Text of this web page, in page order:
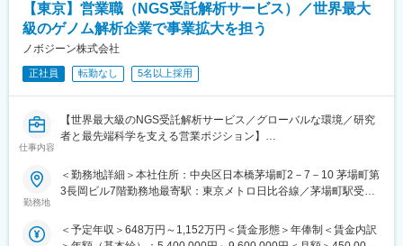
の連携
【組織構成】
4チームで構成され1チームあたり20-30名／40-50名で構成されて
ています。
※一部のチームは夜勤が発生する場合がございます
6週間で2週間夜勤対応いただきます（4週日勤・2週夜勤）
・日勤：09:00-17:30
【東京】営業職（NGS受託解析サービス）／世界最大
級のゲノム解析企業で事業拡大を担う
ノボジーン株式会社
正社員 転勤なし 5名以上採用
仕事内容
【世界最大級のNGS受託解析サービス／グローバルな環境／研究
者と最先端科学を支える営業ポジション】
■業務概要
当社のアカウントマネージャーとして、次世代シーケンス
研究現場と直接関わりながら、売上最大化と顧客満足度向上をミ
勤務地
＜勤務地詳細＞本社住所：中央区日本橋茅場町2－7－10 茅場町第
3長岡ビル7階勤務地最寄駅：東京メトロ日比谷線／茅場町駅受動
モートワーク含む）
＜予定年収＞648万円～1,152万円＜賃金形態＞年俸制＜賃金内訳